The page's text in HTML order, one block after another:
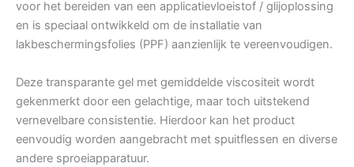
voor het bereiden van een applicatievloeistof / glijoplossing
en is speciaal ontwikkeld om de installatie van
lakbeschermingsfolies (PPF) aanzienlijk te vereenvoudigen.
Deze transparante gel met gemiddelde viscositeit wordt
gekenmerkt door een gelachtige, maar toch uitstekend
vernevelbare consistentie. Hierdoor kan het product
eenvoudig worden aangebracht met spuitflessen en diverse
andere sproeiapparatuur.